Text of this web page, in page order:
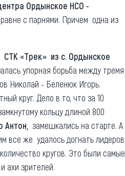
Ордынское НСО -
с парнями. Причем одна из
СТК «Трек» из с. Ордынское
упорная борьба между тремя
Николай - Беленюк Игорь.
круг. Дело в то, что за 10
кольцу длиной 800
Антон, замешкались на старте. А
все же удалось догнать лидеров
кругов. Это были самые
ахи зрителей.